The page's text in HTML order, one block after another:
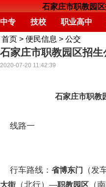
石家庄市职教园
中专
技校 职业高中
首页 > 便民信息 > 公交
石家庄市职教园区招
2020-07-20 11:42:39
石家庄市职教
线路一
行车路线： 省博东门 （发
大街（北行）—职教园区 （